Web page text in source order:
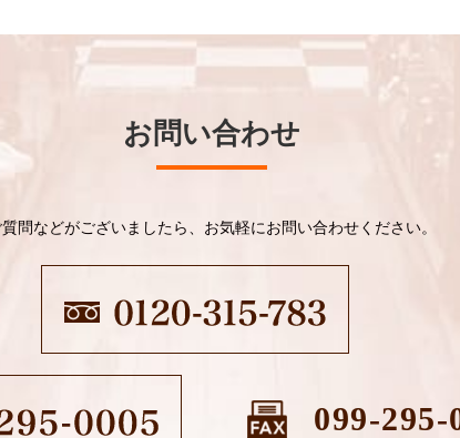
お問い合わせ
質問などがございましたら、お気軽にお問い合わせください。
099-295-